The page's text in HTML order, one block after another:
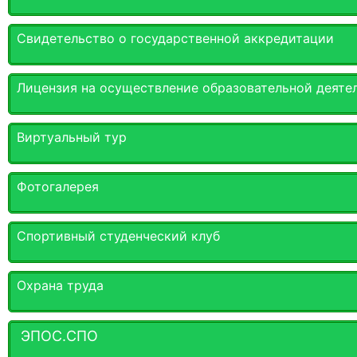
Свидетельство о государственной аккредитации
Лицензия на осуществление образовательной
Виртуальный тур
Фотогалерея
Спортивный студенческий клуб
Охрана труда
ЭПОС.СПО